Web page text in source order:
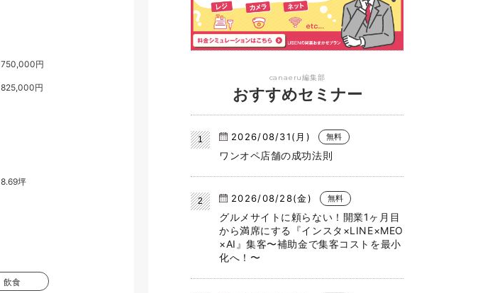
750,000円
825,000円
8.69坪
飲食
canaeru編集部
おすすめセミナー
2026/08/31(月) 無料
ワンオペ店舗の成功法則
2026/08/28(金) 無料
グルメサイトに頼らない！開業1ヶ月目
から満席にする『インスタ×LINE×MEO
×AI』集客〜補助金で集客コストを最小
化へ！〜